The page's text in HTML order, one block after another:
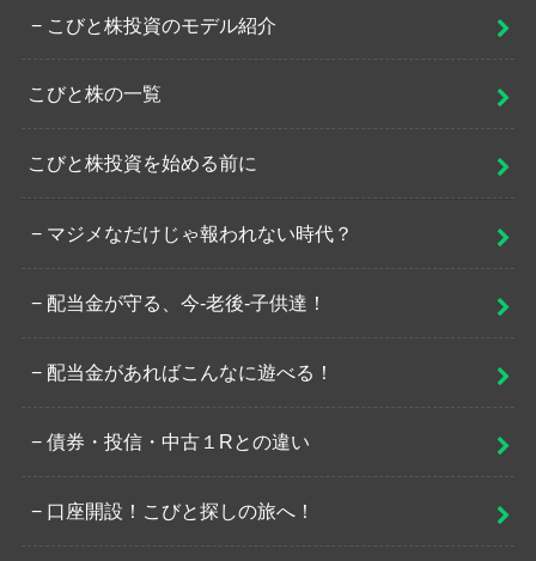
こびと株投資のモデル紹介
こびと株の一覧
こびと株投資を始める前に
マジメなだけじゃ報われない時代？
配当金が守る、今-老後-子供達！
配当金があればこんなに遊べる！
債券・投信・中古１Rとの違い
口座開設！こびと探しの旅へ！